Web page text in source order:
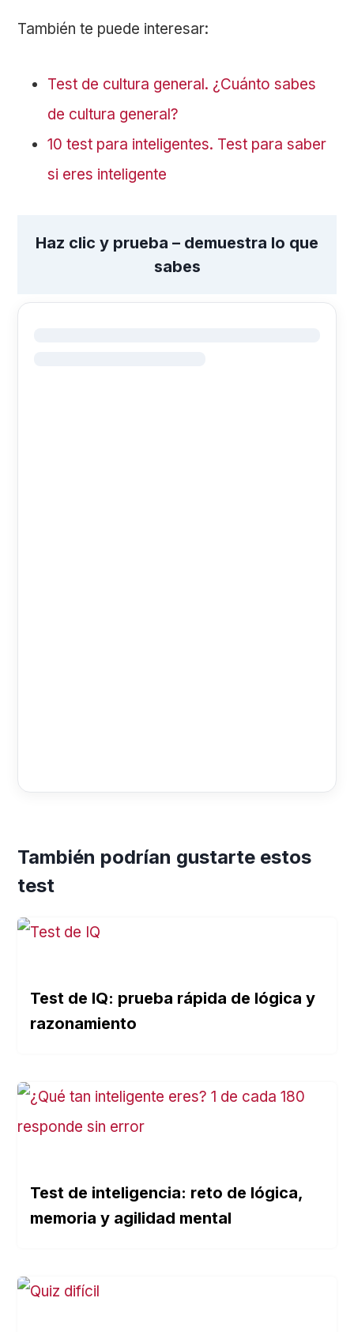
También te puede interesar:
Test de cultura general. ¿Cuánto sabes
de cultura general?
10 test para inteligentes. Test para saber
si eres inteligente
Haz clic y prueba – demuestra lo que
sabes
También podrían gustarte estos
test
Test de IQ: prueba rápida de lógica y
razonamiento
Test de inteligencia: reto de lógica,
memoria y agilidad mental